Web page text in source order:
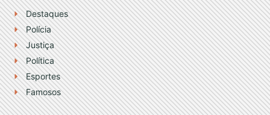
Destaques
Polícia
Justiça
Política
Esportes
Famosos